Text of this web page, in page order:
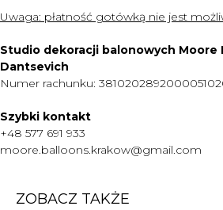
Uwaga: płatność gotówką nie jest
Studio dekoracji balonowych Moore
Dantsevich
Numer rachunku:
Szybki kontakt
+48 577 691 933
moore.balloons.krakow@gmail.com
ZOBACZ TAKŻE
moore.balloons.krakow@gmail.com
WARTO WIEDZIEĆ
TWORZENIE STRONY